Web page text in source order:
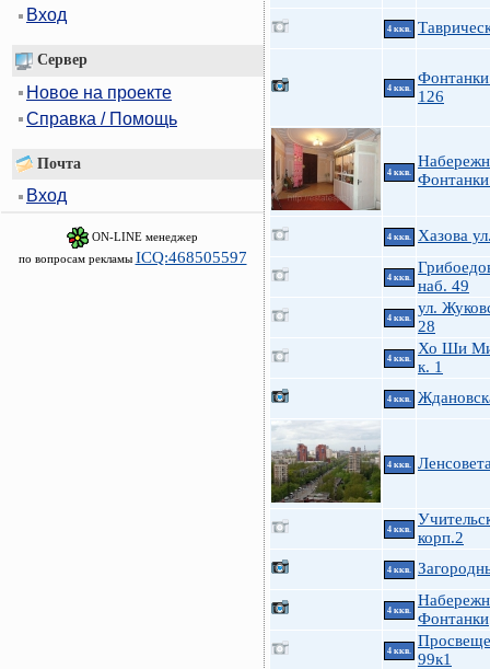
Вход
Сервер
Новое на проекте
Справка / Помощь
Почта
Вход
ON-LINE менеджер
по вопросам рекламы ICQ:468505597
4 ккв.
4 ккв.
126
4 ккв.
4 ккв. Хазова
4 ккв.
наб. 49
4 ккв.
ул.
28
4 ккв.
Хо Ши
к. 1
4 ккв.
4 ккв.
4 ккв.
корп.2
4 ккв.
4 ккв.
Фонтанки
4 ккв.
99к1